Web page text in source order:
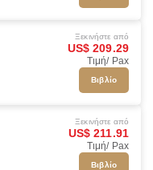
Ξεκινήστε από
US$ 209.29
Τιμή/ Pax
Βιβλίο
Ξεκινήστε από
US$ 211.91
Τιμή/ Pax
Βιβλίο